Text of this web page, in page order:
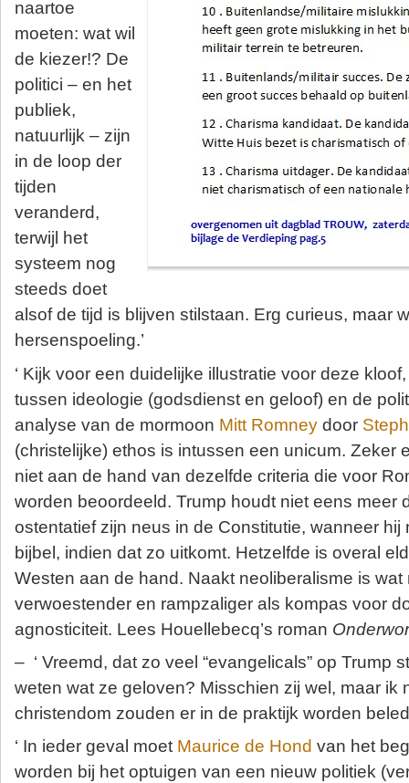
naartoe
moeten: wat wil
de kiezer!? De
politici – en het
publiek,
natuurlijk – zijn
in de loop der
tijden
veranderd,
terwijl het
systeem nog
steeds doet
alsof de tijd is blijven stilstaan. Erg curieus, maar
hersenspoeling.’
‘ Kijk voor een duidelijke illustratie voor deze
tussen ideologie (godsdienst en geloof) en de
analyse van de mormoon Mitt Romney door
(christelijke) ethos is intussen een unicum. Zeker
niet aan de hand van dezelfde criteria die voor
worden beoordeeld. Trump houdt niet eens meer
ostentatief zijn neus in de Constitutie, wanneer hij
bijbel, indien dat zo uitkomt. Hetzelfde is overal
Westen aan de hand. Naakt neoliberalisme is wat
verwoestender en rampzaliger als kompas voor
agnosticiteit. Lees Houellebecq’s roman
– ‘ Vreemd, dat zo veel “evangelicals” op Trump
weten wat ze geloven? Misschien zij wel, maar ik
christendom zouden er in de praktijk worden
‘ In ieder geval moet Maurice de Hond van het
worden bij het optuigen van een nieuw politiek